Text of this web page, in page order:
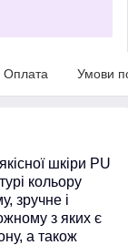
Оплата Умови
шкіри PU
кольору
зручне і
з яких є
а також